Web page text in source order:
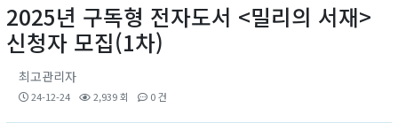
2025년 구독형 전자도서 <밀리의 서재>
신청자 모집(1차)
최고관리자
24-12-24 2,939 회 0 건